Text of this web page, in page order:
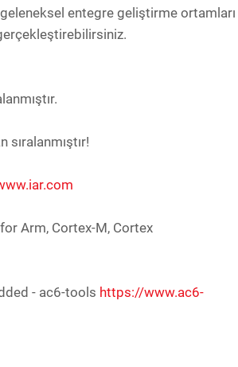
entegre geliştirme ortamları
Arm, Cortex-M, Cortex
- ac6-tools https://www.ac6-